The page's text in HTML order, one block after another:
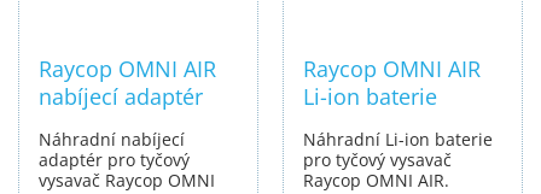
Raycop OMNI AIR
nabíjecí adaptér
Náhradní nabíjecí
adaptér pro tyčový
vysavač Raycop OMNI
Raycop OMNI AIR
Li-ion baterie
Náhradní Li-ion baterie
pro tyčový vysavač
Raycop OMNI AIR.